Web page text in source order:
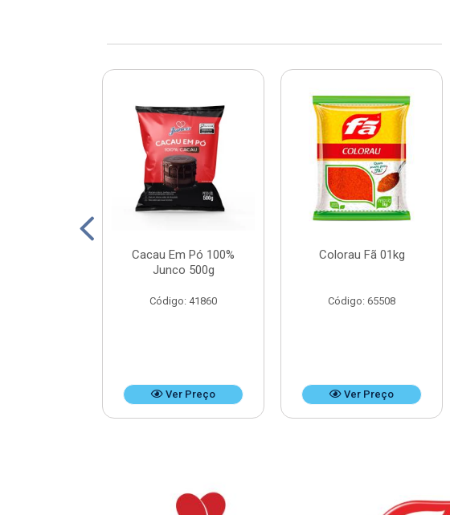
Cacau Em Pó 100%
Junco 500g
Código: 41860
Ver Preço
Colorau Fã 01kg
Código: 65508
Ver Preço